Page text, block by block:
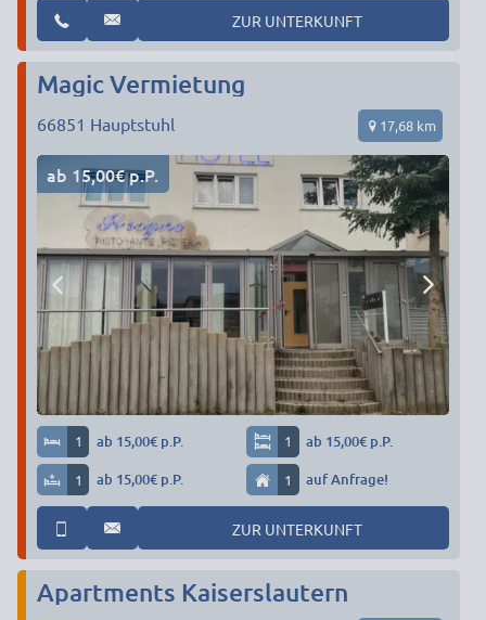
ZUR UNTERKUNFT
Magic Vermietung
66851 Hauptstuhl 17,68 km
ab 15,00€ p.P.
1 ab 15,00€ p.P. 1 ab 15,00€ p.P.
1 ab 15,00€ p.P. 1 auf Anfrage!
ZUR UNTERKUNFT
Apartments Kaiserslautern